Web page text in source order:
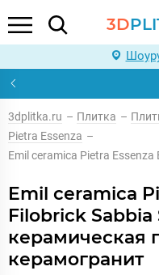
3D
3dplitka.ru – Плитка –
Pietra Essenza –
Emil ceramica Pietra Essenza
Emil ceramica
Filobrick
керамическая
керамогранит